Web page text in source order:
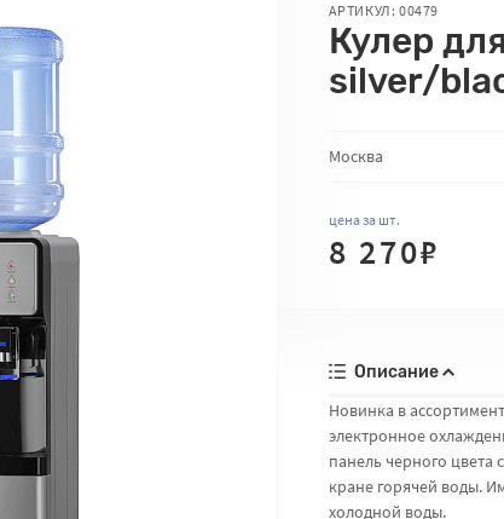
АРТИКУЛ: 00479
Кулер
silver/
Количество товара
Москва
цена за шт.
8 270₽
Описание
Новинка в
электронное
панель черного цвета
кране горячей воды.
холодной воды.